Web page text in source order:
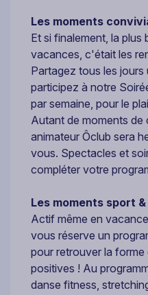
Les moments
Et si finalement, la plus
vacances, c'était les
Partagez tous les
participez à notre
par semaine, pour le
Autant de moments
animateur Ôclub sera
vous. Spectacles et
compléter votre
Les moments sport
Actif même en
vous réserve un
pour retrouver la forme
positives ! Au
danse fitness,